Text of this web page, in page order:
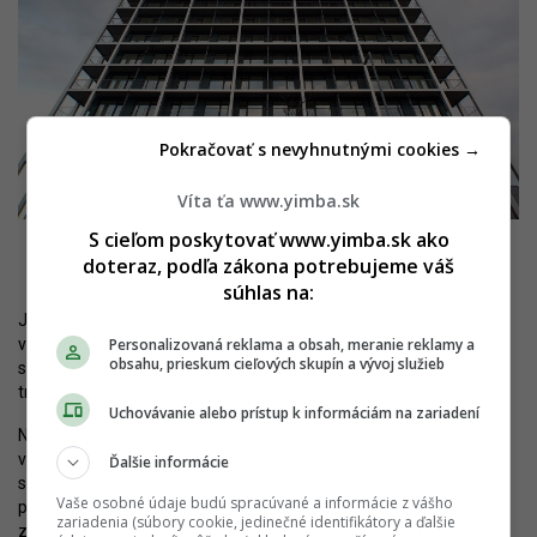
Belovič / YIM.BA
Je teda predčasné špekulovať, čo tu bude a ako presne to bude
vyzerať. Prezradiť to nechcú ani investori. YIM.BA oslovila
spoločnosť HB Reavis, ktorý nateraz odmietol dať k možnej
transformácii akékoľvek stanovisko.
Nad súčasným využitím sa však nepochybne zmráka. Ateliéry
v pôvodných halách využívajú televízie ako filmové štúdiá, pričom
sa tu natáčajú viaceré populárne seriály. Slovak Lines tu má
parkoviská, v jednoduchej socialistickej administratívnej budove je
známa jedáleň. Väčšia časť z týchto funkcií a objektov takmer s
Víta ťa www.yimba.sk
S cieľom poskytovať www.yimba.sk ako
doteraz, podľa zákona potrebujeme váš
súhlas na:
Personalizovaná reklama a obsah, meranie reklamy a
obsahu, prieskum cieľových skupín a vývoj služieb
Uchovávanie alebo prístup k informáciám na zariadení
Ďalšie informácie
Vaše osobné údaje budú spracúvané a informácie z vášho
zariadenia (súbory cookie, jedinečné identifikátory a ďalšie
Pokračovať s nevyhnutnými cookies →